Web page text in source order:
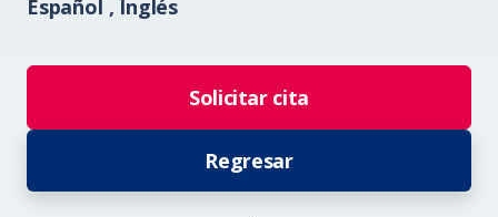
Español , Inglés
Solicitar cita
Regresar